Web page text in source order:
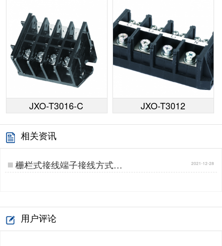
JXO-T3016-C JXO-T3012
相关资讯
栅栏式接线端子接线方式… 2021-12-28
用户评论